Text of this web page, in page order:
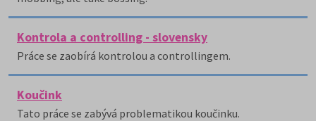
Kontrola a controlling - slovensky
Práce se zaobírá kontrolou a controllingem.
Koučink
Tato práce se zabývá problematikou koučinku.